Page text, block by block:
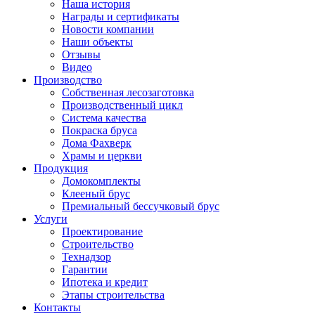
Наша история
Награды и сертификаты
Новости компании
Наши объекты
Отзывы
Видео
Производство
Собственная лесозаготовка
Производственный цикл
Система качества
Покраска бруса
Дома Фахверк
Храмы и церкви
Продукция
Домокомплекты
Клееный брус
Премиальный бессучковый брус
Услуги
Проектирование
Строительство
Технадзор
Гарантии
Ипотека и кредит
Этапы строительства
Контакты